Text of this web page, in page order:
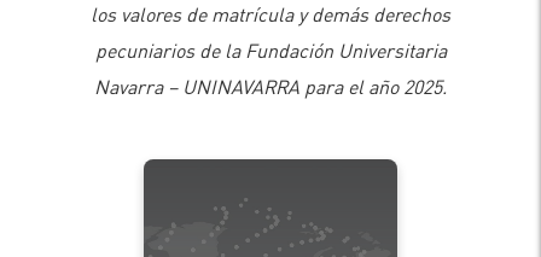
los valores de matrícula y demás derechos
pecuniarios de la Fundación Universitaria
Navarra – UNINAVARRA para el año 2025.